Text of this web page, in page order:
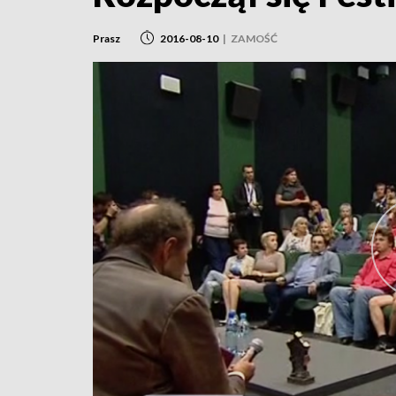
Prasz 2016-08-10 | ZAMOŚĆ